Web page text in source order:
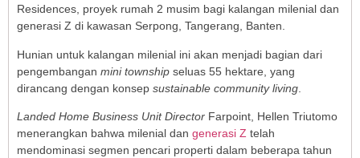
Residences, proyek rumah 2 musim bagi kalangan milenial dan
generasi Z di kawasan Serpong, Tangerang, Banten.
Hunian untuk kalangan milenial ini akan menjadi bagian dari
pengembangan mini township seluas 55 hektare, yang
dirancang dengan konsep sustainable community living
Landed Home Business Unit Director Farpoint, Hellen Triutomo
menerangkan bahwa milenial dan generasi Z telah
mendominasi segmen pencari properti dalam beberapa tahun